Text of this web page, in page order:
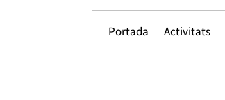
Portada Activitats